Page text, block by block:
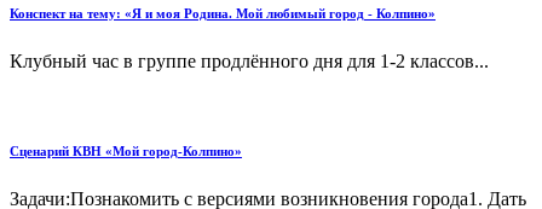
Конспект на тему: «Я и моя Родина. Мой любимый город - Колпино»
Клубный час в группе продлённого дня для 1-2 классов...
Сценарий КВН «Мой город-Колпино»
Задачи:Познакомить с версиями возникновения города1. Дать